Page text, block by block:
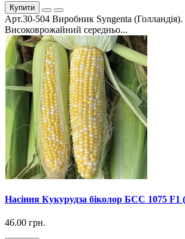
Купити
Арт.30-504 Виробник Syngenta
Високоврожайний середньо...
Насіння Кукурудза біколор БСС 1075 F1
46.00 грн.